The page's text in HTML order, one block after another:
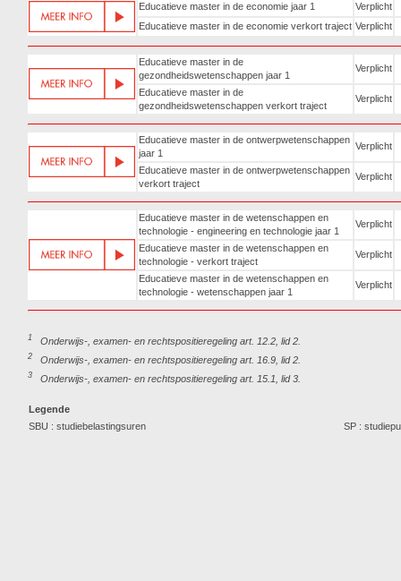
Educatieve master in de economie jaar 1
Verplicht
Educatieve master in de economie verkort traject Verplicht
Educatieve master in de
gezondheidswetenschappen jaar 1
Verplicht
Educatieve master in de
gezondheidswetenschappen verkort traject
Verplicht
Educatieve master in de ontwerpwetenschappen
jaar 1
Verplicht
Educatieve master in de ontwerpwetenschappen
verkort traject
Verplicht
Educatieve master in de wetenschappen en
technologie - engineering en technologie jaar 1
Verplicht
Educatieve master in de wetenschappen en
technologie - verkort traject
Verplicht
Educatieve master in de wetenschappen en
technologie - wetenschappen jaar 1
Verplicht
1 Onderwijs-, examen- en rechtspositieregeling art. 12.2, lid 2.
2 Onderwijs-, examen- en rechtspositieregeling art. 16.9, lid 2.
3 Onderwijs-, examen- en rechtspositieregeling art. 15.1, lid 3.
Legende
SBU : studiebelastingsuren
SP :